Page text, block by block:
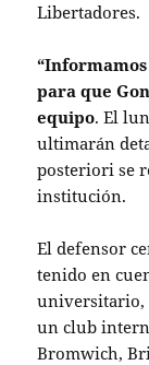
Libertadores.
para que
equipo. El
ultimarán
posteriori se
institución.
El defensor
tenido en
universitario,
un club
Bromwich,